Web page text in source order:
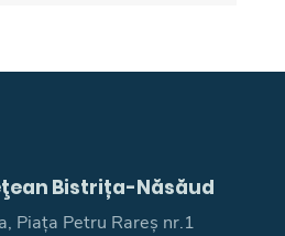
Bistrița-Năsăud
Piața Petru Rareș nr.1